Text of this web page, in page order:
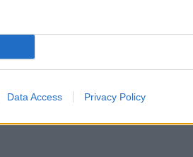
Data Access Privacy Policy